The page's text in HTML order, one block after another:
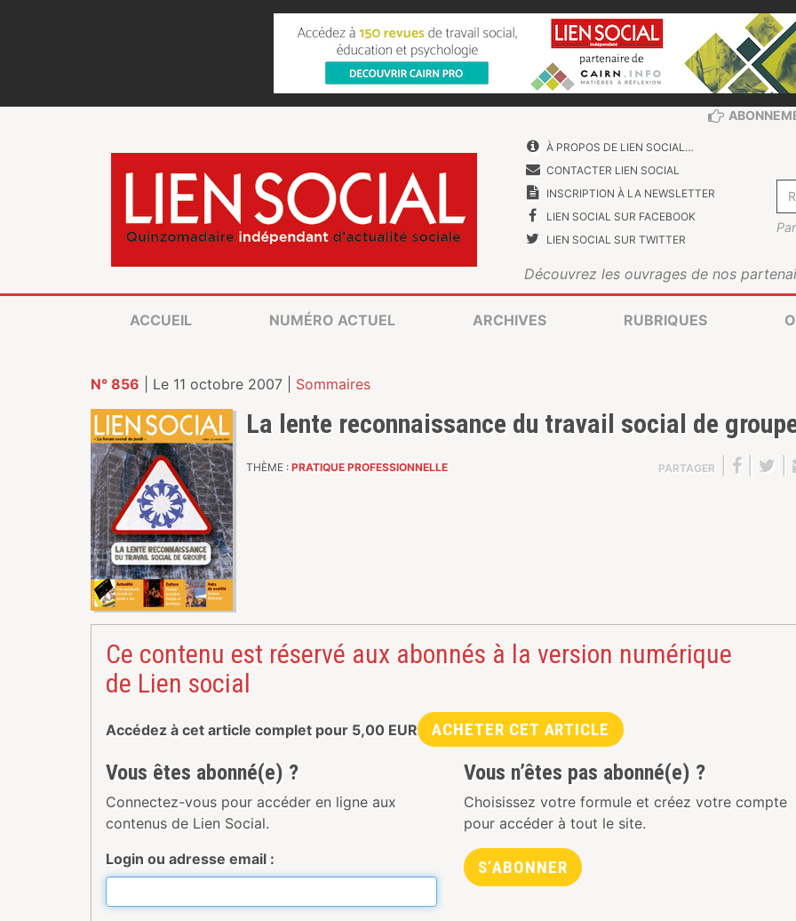
À PROPOS DE LIEN SOCIAL…
CONTACTER LIEN SOCIAL
INSCRIPTION À LA NEWSLETTER
LIEN SOCIAL SUR FACEBOOK
LIEN SOCIAL SUR TWITTER
Découvrez les ouvrages de nos
ACCUEIL NUMÉRO ACTUEL ARCHIVES RUBRIQUES
N° 856 | Le 11 octobre 2007 | Sommaires
La lente reconnaissance du travail social de
THÈME : PRATIQUE PROFESSIONNELLE PARTAGER
Ce contenu est réservé aux abonnés à la version numérique
de Lien social
Accédez à cet article complet pour 5,00 EUR ACHETER CET ARTICLE
Vous êtes abonné(e) ?
Connectez-vous pour accéder en ligne aux
contenus de Lien Social.
Login ou adresse email :
Vous n’êtes pas abonné(e) ?
Choisissez votre formule et créez votre compte
pour accéder à tout le site.
S’ABONNER